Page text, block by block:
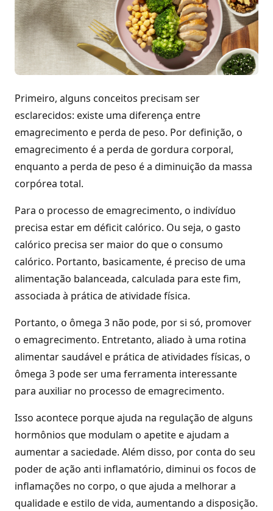
Primeiro, alguns conceitos precisam ser
esclarecidos: existe uma diferença entre
emagrecimento e perda de peso. Por definição, o
emagrecimento é a perda de gordura corporal,
enquanto a perda de peso é a diminuição da massa
corpórea total.
Para o processo de emagrecimento, o indivíduo
precisa estar em déficit calórico. Ou seja, o gasto
calórico precisa ser maior do que o consumo
calórico. Portanto, basicamente, é preciso de uma
alimentação balanceada, calculada para este fim,
associada à prática de atividade física.
Portanto, o ômega 3 não pode, por si só, promover
o emagrecimento. Entretanto, aliado à uma rotina
alimentar saudável e prática de atividades físicas, o
ômega 3 pode ser uma ferramenta interessante
para auxiliar no processo de emagrecimento.
Isso acontece porque ajuda na regulação de alguns
hormônios que modulam o apetite e ajudam a
aumentar a saciedade. Além disso, por conta do seu
poder de ação anti inflamatório, diminui os focos de
inflamações no corpo, o que ajuda a melhorar a
qualidade e estilo de vida, aumentando a disposição.